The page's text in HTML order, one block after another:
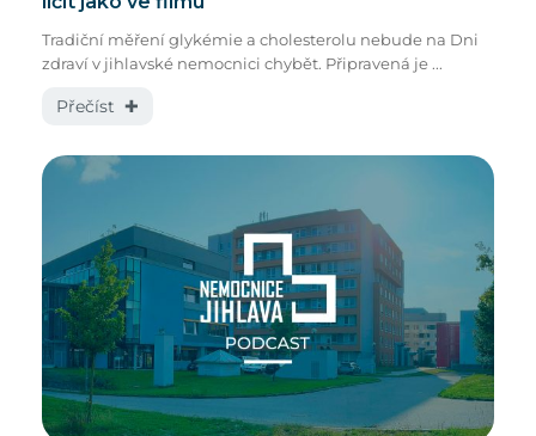
Tradiční měření glykémie a cholesterolu nebude na Dni
zdraví v jihlavské nemocnici chybět. Připravená je ...
Přečíst ✚